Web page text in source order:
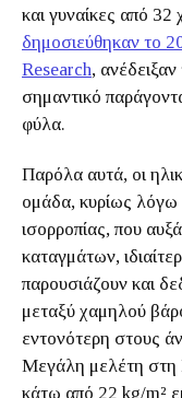
και γυναίκες από 32
δημοσιεύθηκαν το
Research,
σημαντικό
φύλα.
Παρόλα αυτά, οι
ομάδα, κυρίως λόγω
ισορροπίας, που
καταγμάτων,
παρουσιάζουν και
μεταξύ χαμηλού
εντονότερη στους
Μεγάλη μελέτη στη
κάτω από 22 kg/m²